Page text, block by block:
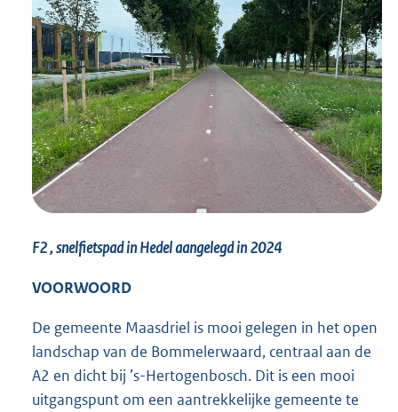
F2 , snelfietspad in Hedel aangelegd in 2024
VOORWOORD
De gemeente Maasdriel is mooi gelegen in het open
landschap van de Bommelerwaard, centraal aan de
A2 en dicht bij ’s-Hertogenbosch. Dit is een mooi
uitgangspunt om een aantrekkelijke gemeente te